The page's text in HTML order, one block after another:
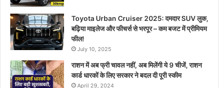
Toyota Urban Cruiser 2025: दमदार SUV लुक,
बढ़िया माइलेज और फीचर्स से भरपूर – कम बजट में प्रीमियम
फील!
July 10, 2025
राशन में अब फ्री चावल नहीं, अब मिलेंगी ये 9 चीजें, राशन
कार्ड धारकों के लिए सरकार ने बदल दी पूरी स्कीम
April 29, 2024